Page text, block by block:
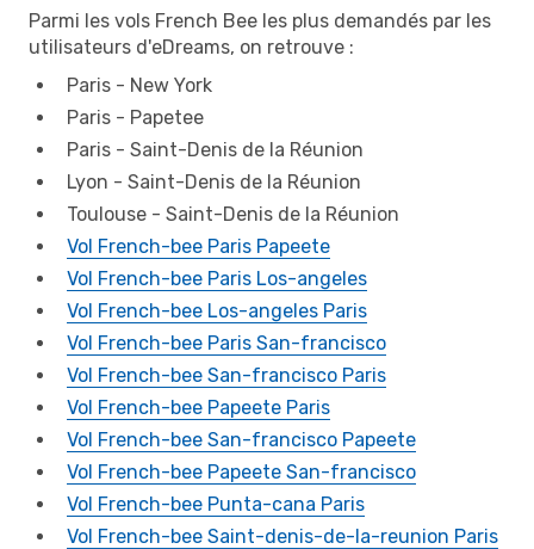
Parmi les vols French Bee les plus demandés par les
utilisateurs d'eDreams, on retrouve :
Paris - New York
Paris - Papetee
Paris - Saint-Denis de la Réunion
Lyon - Saint-Denis de la Réunion
Toulouse - Saint-Denis de la Réunion
Vol French-bee Paris Papeete
Vol French-bee Paris Los-angeles
Vol French-bee Los-angeles Paris
Vol French-bee Paris San-francisco
Vol French-bee San-francisco Paris
Vol French-bee Papeete Paris
Vol French-bee San-francisco Papeete
Vol French-bee Papeete San-francisco
Vol French-bee Punta-cana Paris
Vol French-bee Saint-denis-de-la-reunion Paris